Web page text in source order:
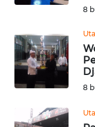
8
8
CIREBON
WN
INDRAMAYU
WN